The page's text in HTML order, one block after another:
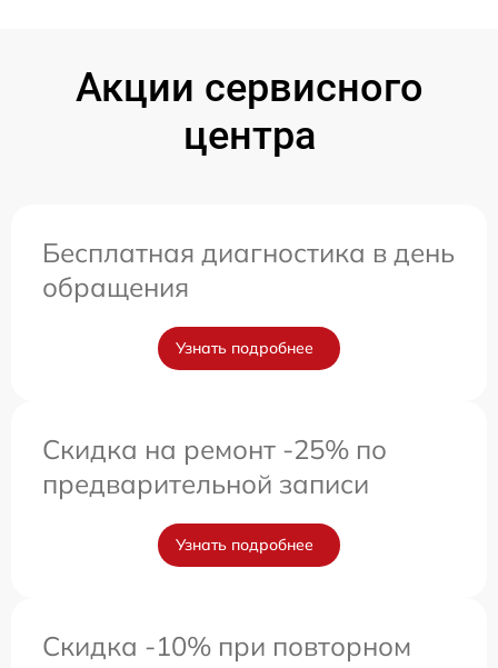
Акции сервисного
центра
Бесплатная диагностика в день
обращения
Узнать подробнее
Скидка на ремонт -25% по
предварительной записи
Узнать подробнее
Скидка -10% при повторном